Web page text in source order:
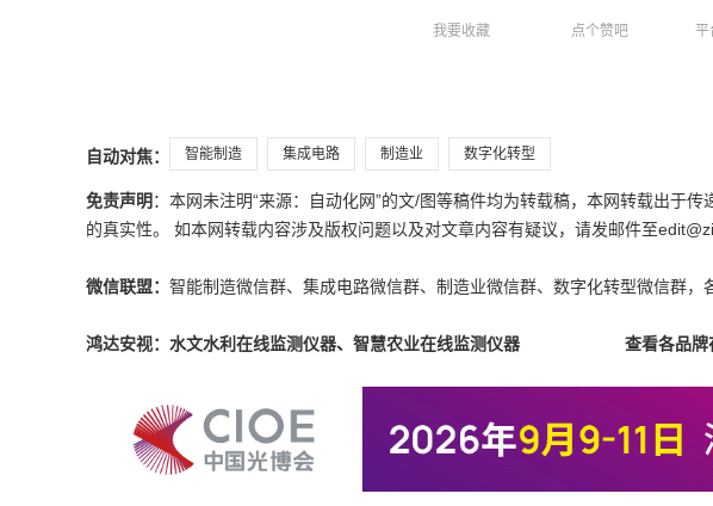
我要收藏 点个赞吧 平
自动对焦： 智能制造 集成电路 制造业 数字化转型
免责声明 ：本网未注明“来源：自动化网”的文/图等稿件均为转载稿，本网转载出于
的真实性。 如本网转载内容涉及版权问题以及对文章内容有疑议，请发邮件至
微信联盟： 智能制造微信群、集成电路微信群、制造业微信群、数字化转型微信群，
鸿达安视：水文水利在线监测仪器、智慧农业在线监测仪器 查看各品牌